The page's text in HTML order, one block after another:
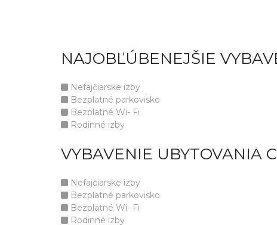
NAJOBĽÚBENEJŠIE
Nefajčiarske izby
Bezplatné parkovisko
Bezplatné Wi- Fi
Rodinné izby
VYBAVENIE UBYTOVANIA
Nefajčiarske izby
Bezplatné parkovisko
Bezplatné Wi- Fi
Rodinné izby